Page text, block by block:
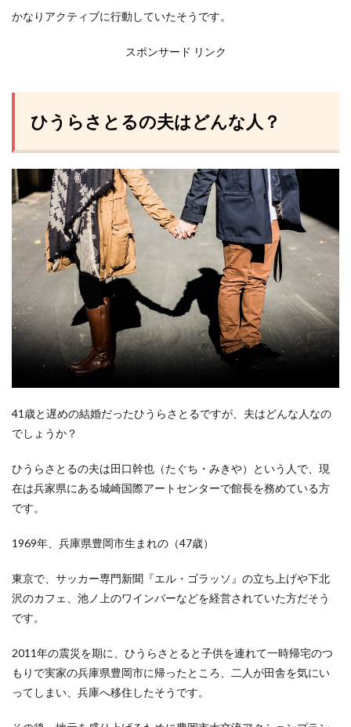
かなりアクティブに行動していたそうです。
スポンサード リンク
ひうらさとるの夫はどんな人？
41歳と遅めの結婚だったひうらさとるですが、夫はどんな人なの
でしょうか？
ひうらさとるの夫は田口幹也（たぐち・みきや）という人で、現
在は兵家県にある城崎国際アートセンターで館長を務めている方
です。
1969年、兵庫県豊岡市生まれの（47歳）
東京で、サッカー専門新聞『エル・ゴラッソ』の立ち上げや下北
沢のカフェ、池ノ上のワインバーなどを経営されていた方だそう
です。
2011年の震災を期に、ひうらさとると子供を連れて一時帰宅のつ
もりで実家の兵庫県豊岡市に帰ったところ、二人が田舎を気にい
ってしまい、兵庫へ移住したそうです。